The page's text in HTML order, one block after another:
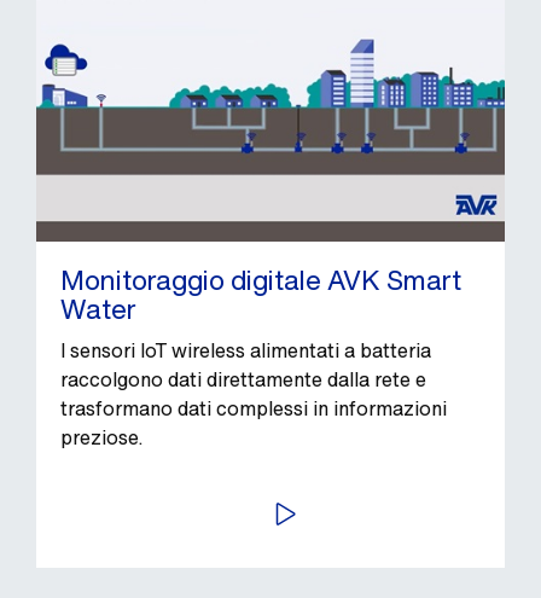
Monitoraggio digitale AVK Smart
Water
I sensori IoT wireless alimentati a batteria
raccolgono dati direttamente dalla rete e
trasformano dati complessi in informazioni
preziose.
AVVIA